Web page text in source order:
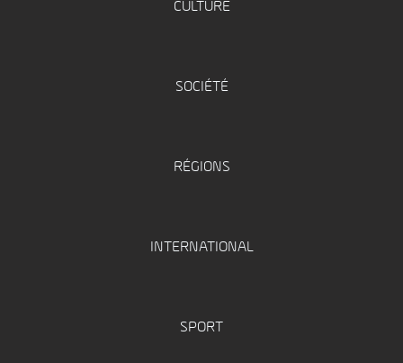
CULTURE
SOCIÉTÉ
RÉGIONS
INTERNATIONAL
SPORT